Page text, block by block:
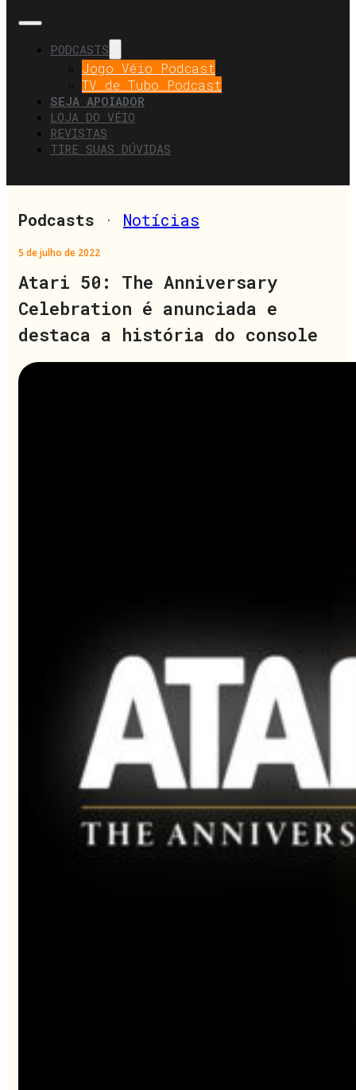
PODCASTS
Jogo Véio Podcast
TV de Tubo Podcast
SEJA APOIADOR
LOJA DO VÉIO
REVISTAS
TIRE SUAS DÚVIDAS
Podcasts · Notícias
5 de julho de 2022
Atari 50: The Anniversary
Celebration é anunciada e
destaca a história do console